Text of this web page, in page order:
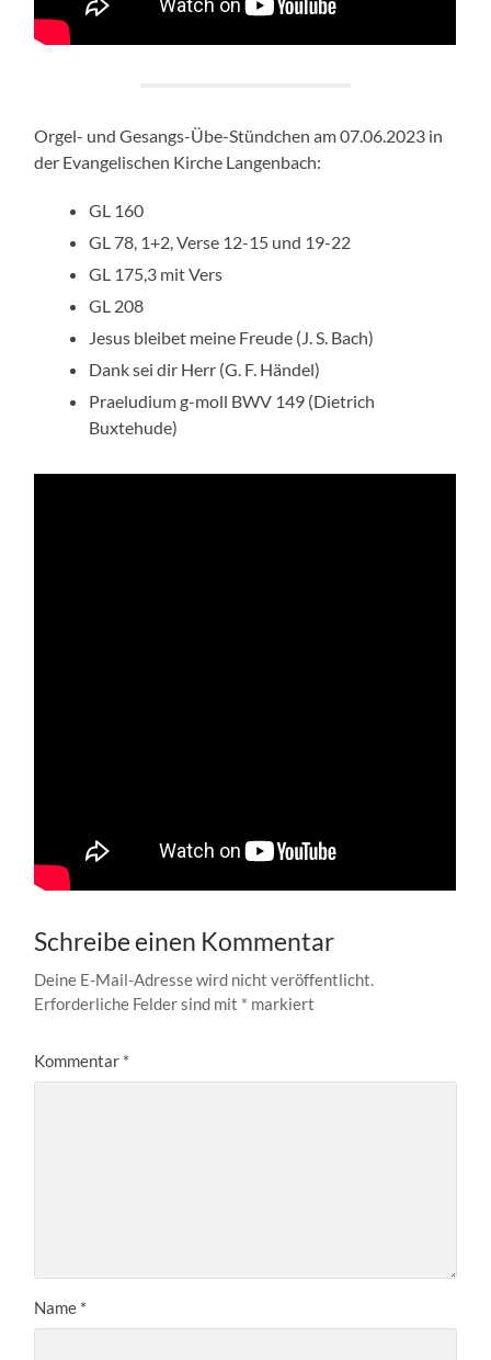
Orgel- und Gesangs-Übe-Stündchen am 07.06.2023 in
der Evangelischen Kirche Langenbach:
GL 160
GL 78, 1+2, Verse 12-15 und 19-22
GL 175,3 mit Vers
GL 208
Jesus bleibet meine Freude (J. S. Bach)
Dank sei dir Herr (G. F. Händel)
Praeludium g-moll BWV 149 (Dietrich
Buxtehude)
Schreibe einen Kommentar
Deine E-Mail-Adresse wird nicht veröffentlicht.
Erforderliche Felder sind mit * markiert
Kommentar *
Name *